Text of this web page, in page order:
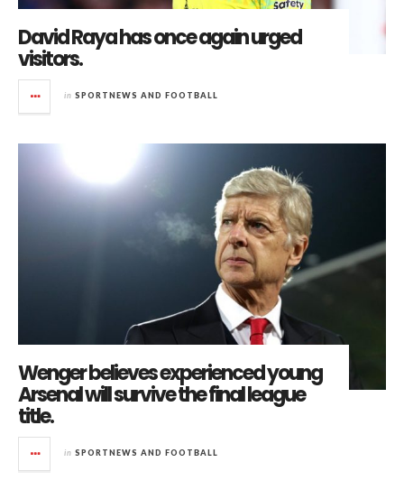
David Raya has once again urged
visitors.
in SPORTNEWS AND FOOTBALL
Wenger believes experienced young
Arsenal will survive the final league
title.
in SPORTNEWS AND FOOTBALL